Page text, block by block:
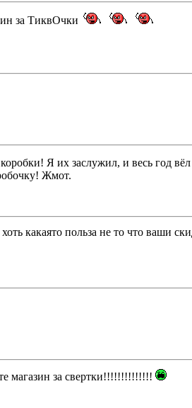
за ТиквОчки
Я их заслужил, и весь год
Жмот.
какаято польза не то что ваши
магазин за свертки!!!!!!!!!!!!!!